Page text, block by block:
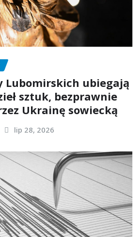
Lubomirskich ubiegają
sztuk, bezprawnie
Ukrainę sowiecką
lip 28, 2026